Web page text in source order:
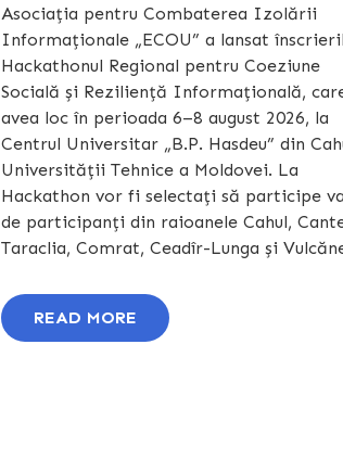
Asociația pentru Combaterea Izolării
Informaționale „ECOU” a lansat
Hackathonul Regional pentru Coeziune
Socială și Reziliență Informațională,
avea loc în perioada 6–8 august 2026, la
Centrul Universitar „B.P. Hasdeu” din
Universității Tehnice a Moldovei. La
Hackathon vor fi selectați să participe
de participanți din raioanele Cahul,
Taraclia, Comrat, Ceadîr-Lunga și
READ MORE